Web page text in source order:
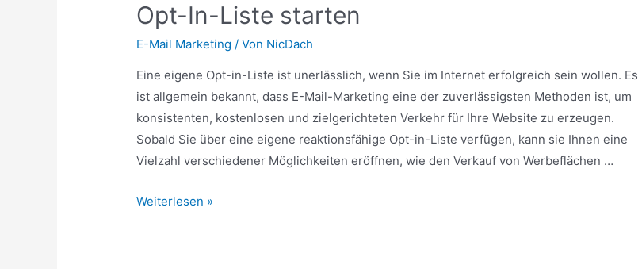
Opt-In-Liste starten
E-Mail Marketing / Von NicDach
Eine eigene Opt-in-Liste ist unerlässlich, wenn Sie im Internet erfolgreich sein wollen. Es
ist allgemein bekannt, dass E-Mail-Marketing eine der zuverlässigsten Methoden ist, um
konsistenten, kostenlosen und zielgerichteten Verkehr für Ihre Website zu erzeugen.
Sobald Sie über eine eigene reaktionsfähige Opt-in-Liste verfügen, kann sie Ihnen eine
Vielzahl verschiedener Möglichkeiten eröffnen, wie den Verkauf von Werbeflächen …
E-
Weiterlesen »